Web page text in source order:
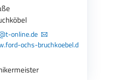
online.de
ochs-bruchkoebel.d